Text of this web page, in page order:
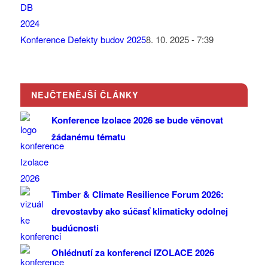
Konference Defekty budov 20258. 10. 2025 - 7:39
NEJČTENĚJŠÍ ČLÁNKY
Konference Izolace 2026 se bude věnovat
žádanému tématu
Timber & Climate Resilience Forum 2026:
drevostavby ako súčasť klimaticky odolnej
budúcnosti
Ohlédnutí za konferencí IZOLACE 2026